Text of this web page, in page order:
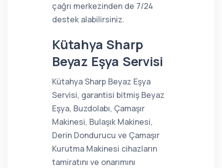
çağrı merkezinden de 7/24
destek alabilirsiniz.
Kütahya Sharp
Beyaz Eşya Servisi
Kütahya Sharp Beyaz Eşya
Servisi, garantisi bitmiş Beyaz
Eşya, Buzdolabı, Çamaşır
Makinesi, Bulaşık Makinesi,
Derin Dondurucu ve Çamaşır
Kurutma Makinesi cihazların
tamiratını ve onarımını